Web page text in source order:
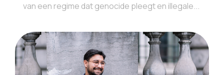
van een regime dat genocide pleegt en illegale...